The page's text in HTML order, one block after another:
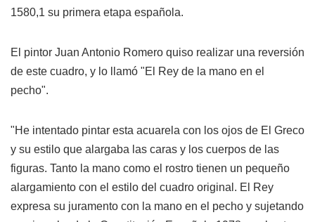
1580,1 su primera etapa española.
El pintor Juan Antonio Romero quiso realizar una reversión
de este cuadro, y lo llamó "El Rey de la mano en el
pecho".
"He intentado pintar esta acuarela con los ojos de El Greco
y su estilo que alargaba las caras y los cuerpos de las
figuras. Tanto la mano como el rostro tienen un pequeño
alargamiento con el estilo del cuadro original. El Rey
expresa su juramento con la mano en el pecho y sujetando